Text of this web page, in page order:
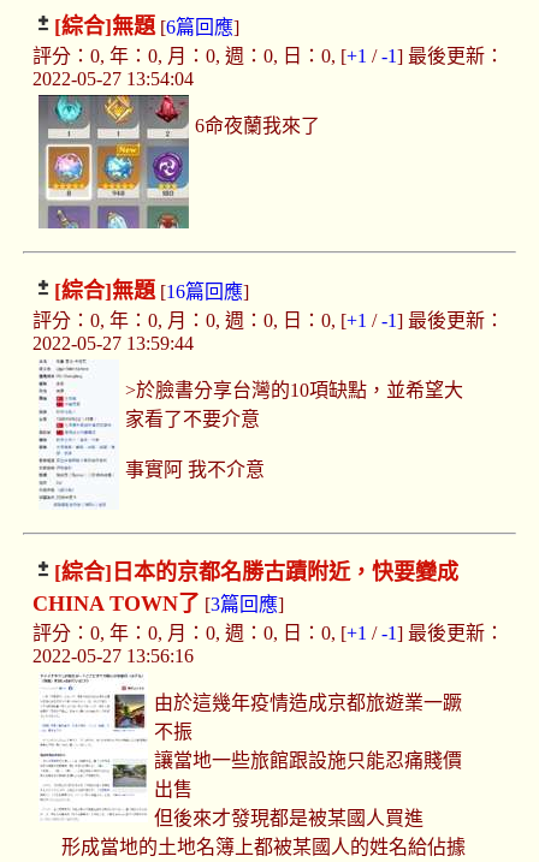
[綜合]無題[6篇回應]
評分：0, 年：0, 月：0, 週：0, 日：0, [+1 /-1] 最後更新：
2022-05-27 13:54:04
6命夜蘭我來了
[綜合]無題[16篇回應]
評分：0, 年：0, 月：0, 週：0, 日：0, [+1 /-1] 最後更新：
2022-05-27 13:59:44
>於臉書分享台灣的10項缺點，並希望大
家看了不要介意
事實阿 我不介意
[綜合] 日本的京都名勝古蹟附近，快要變成
CHINA TOWN了 [3篇回應]
評分：0, 年：0, 月：0, 週：0, 日：0, [+1 /-1] 最後更新：
2022-05-27 13:56:16
由於這幾年疫情造成京都旅遊業一蹶
不振
讓當地一些旅館跟設施只能忍痛賤價
出售
但後來才發現都是被某國人買進
形成當地的土地名簿上都被某國人的姓名給佔據